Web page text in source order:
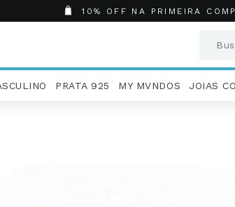
10% OFF NA PRIMEIRA
PRATA 925 MY MVNDOS JOIAS